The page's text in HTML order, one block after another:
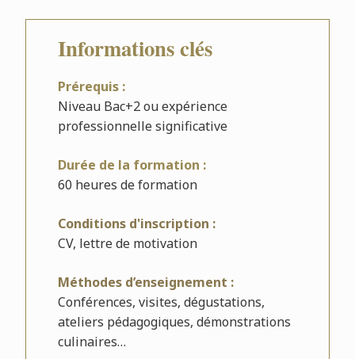
Informations clés
Prérequis :
Niveau Bac+2 ou expérience
professionnelle significative
Durée de la formation :
60 heures de formation
Conditions d'inscription :
CV, lettre de motivation
Méthodes d’enseignement :
Conférences, visites, dégustations,
ateliers pédagogiques, démonstrations
culinaires…